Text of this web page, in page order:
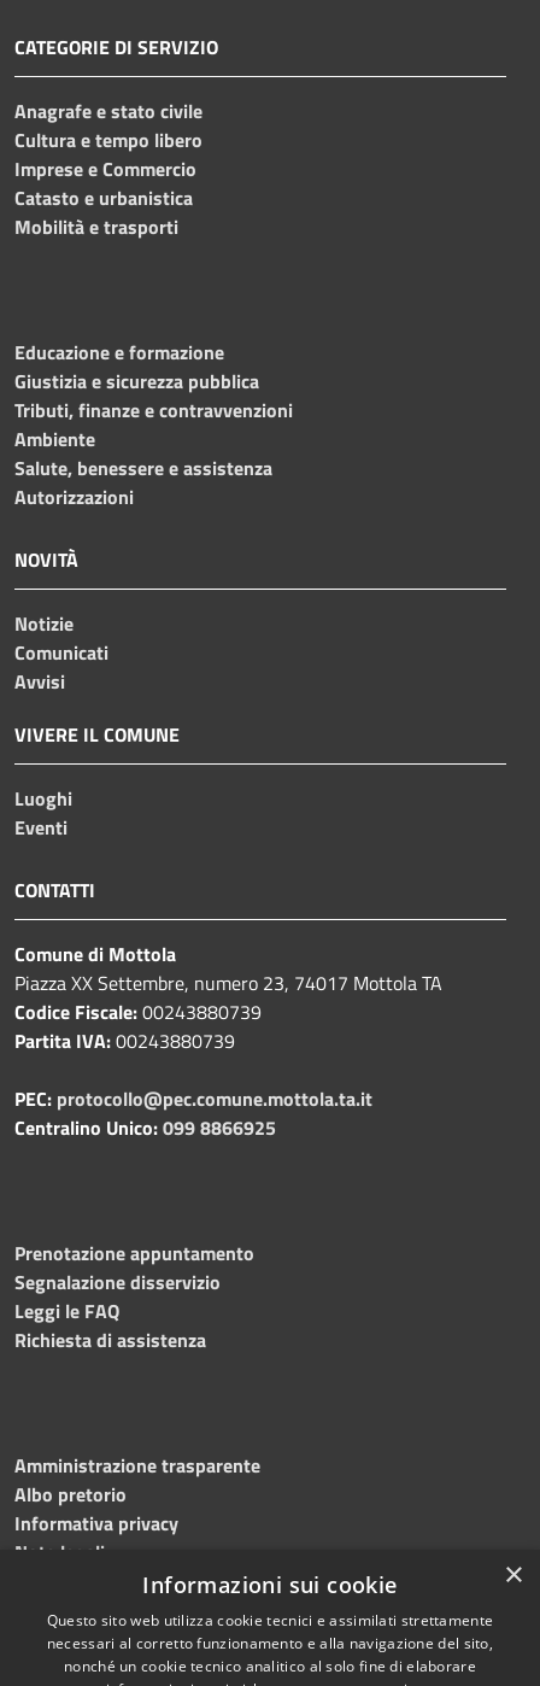
CATEGORIE DI SERVIZIO
Anagrafe e stato civile
Cultura e tempo libero
Imprese e Commercio
Catasto e urbanistica
Mobilità e trasporti
Educazione e formazione
Giustizia e sicurezza pubblica
Tributi, finanze e contravvenzioni
Ambiente
Salute, benessere e assistenza
Autorizzazioni
NOVITÀ
Notizie
Comunicati
Avvisi
VIVERE IL COMUNE
Luoghi
Eventi
CONTATTI
Comune di Mottola
Piazza XX Settembre, numero 23, 74017 Mottola TA
Codice Fiscale:00243880739
Partita IVA:00243880739
PEC: protocollo@pec.comune.mottola.ta.it
Centralino Unico:099 8866925
Prenotazione appuntamento
Segnalazione disservizio
Leggi le FAQ
Richiesta di assistenza
Amministrazione trasparente
Albo pretorio
Informativa privacy
Note legali
Dichiarazione di accessibilità
×
Informazioni sui cookie
Questo sito web utilizza cookie tecnici e assimilati strettamente
necessari al corretto funzionamento e alla navigazione del sito,
nonché un cookie tecnico analitico al solo fine di elaborare